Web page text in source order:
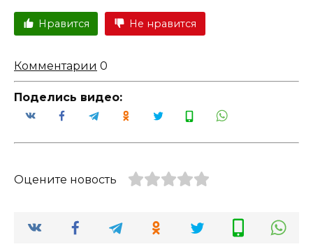
Нравится Не нравится
Комментарии 0
Поделись видео:
Оцените новость